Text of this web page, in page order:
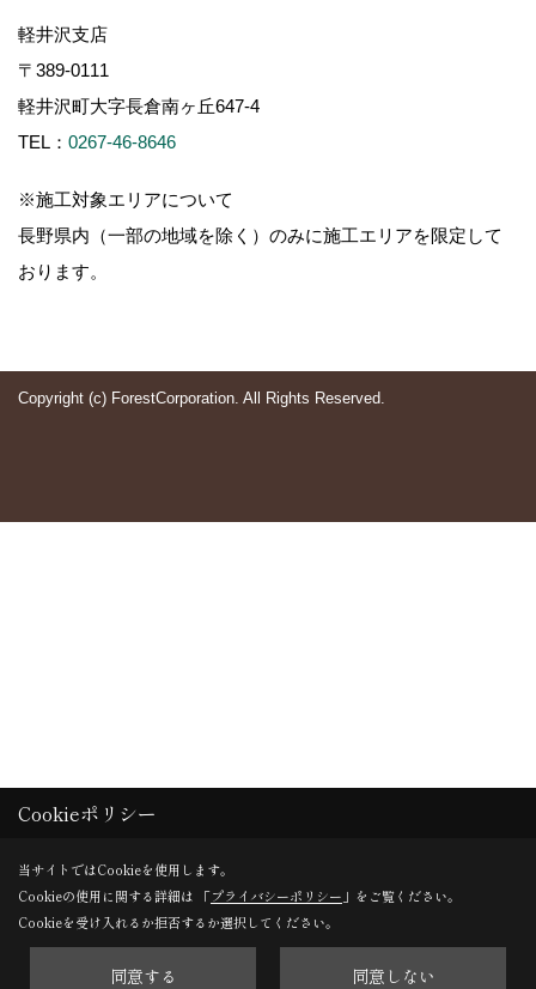
軽井沢支店
〒389-0111
軽井沢町大字長倉南ヶ丘647-4
TEL： 0267-46-8646
※施工対象エリアについて
長野県内（一部の地域を除く）のみに施工エリアを限定して
おります。
Copyright (c) ForestCorporation. All Rights Reserved.
Cookieポリシー
当サイトではCookieを使用します。
Cookieの使用に関する詳細は 「プライバシーポリシー 」をご覧ください。
Cookieを受け入れるか拒否するか選択してください。
同意する 同意しない